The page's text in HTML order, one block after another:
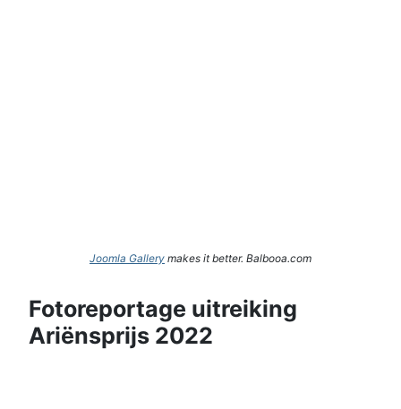
Joomla Gallery makes it better. Balbooa.com
Fotoreportage uitreiking
Ariënsprijs 2022